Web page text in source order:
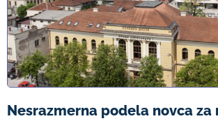
Nesrazmerna podela novca za